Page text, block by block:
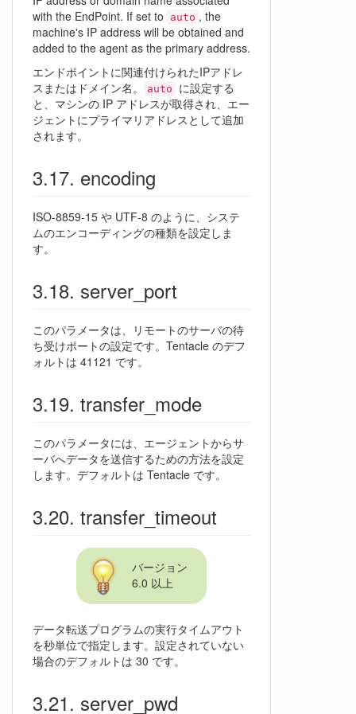
with the EndPoint. If set to
auto , the
machine's IP address will be obtained and
added to the agent as the primary address.
エンドポイントに関連付けられたIPアドレ
スまたはドメイン名。
auto
に設定する
と、マシンの IP アドレスが取得され、エー
ジェントにプライマリアドレスとして追加
されます。
encoding
ISO-8859-15 や UTF-8 のように、システ
ムのエンコーディングの種類を設定しま
す。
server_port
このパラメータは、リモートのサーバの待
ち受けポートの設定です。Tentacle のデフ
ォルトは 41121 です。
transfer_mode
このパラメータには、エージェントからサ
ーバへデータを送信するための方法を設定
します。デフォルトは Tentacle です。
transfer_timeout
バージョン
6.0 以上
データ転送プログラムの実行タイムアウト
を秒単位で指定します。設定されていない
場合のデフォルトは 30 です。
server_pwd